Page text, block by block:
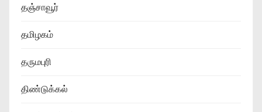
தஞ்சாவூர்
தமிழகம்
தருமபுரி
திண்டுக்கல்